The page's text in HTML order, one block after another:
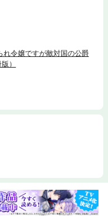
の人はこんなに良くしてく
います。重複購入にご注
れ令嬢ですが敵対国の公爵
）